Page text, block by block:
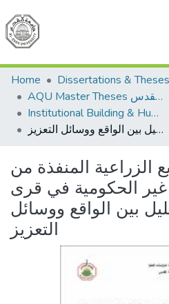
Communities &
All of
Home
AQU Master Theses الرسائل الجامعية الخاصة بجامعة القدس
Institutional Building & Human Res. Dev. بناء مؤسسات وتنمية موارد بشرية
استدامة المشاريع الزراعية المنفذة من قبل المؤسسات غير الحكومية في قرى شمال وشرق الخليل بين الواقع ووسائل التعزيز
الزراعية المنفذة من
الحكومية في قرى
بين الواقع ووسائل
التعزيز